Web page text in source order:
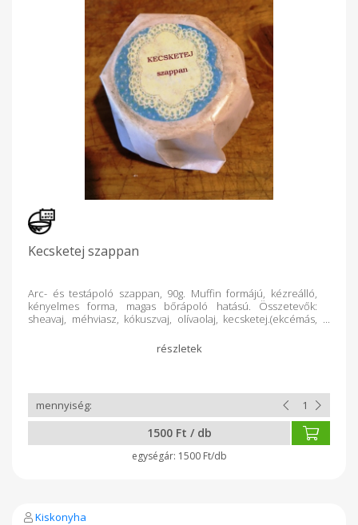
Kecsketej szappan
Arc- és testápoló szappan, 90g. Muffin formájú, kézreálló,
kényelmes forma, magas bőrápoló hatású. Összetevők:
sheavaj, méhviasz, kókuszvaj, olívaolaj, kecsketej.(ekcémás,
Ásványi anyag tartalma visszaállítja a bőr PH-értékét.
1500 Ft / db
1500 Ft/db
Kiskonyha